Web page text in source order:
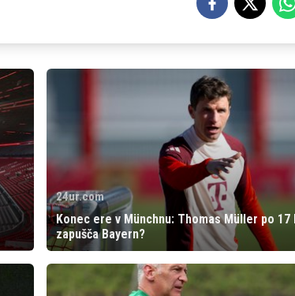
24ur.com
Konec ere v Münchnu: Thomas Müller po 17
zapušča Bayern?